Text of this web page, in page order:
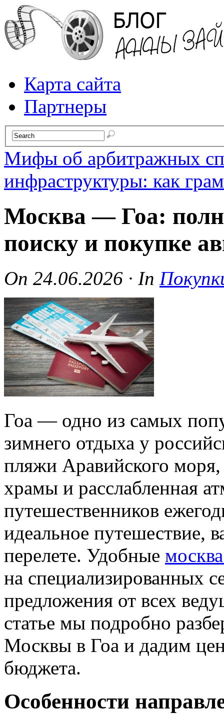
Карта сайта
Партнеры
Мифы об арбитражных
инфраструктуры: как
Москва — Гоа:
поиску и покупке
On 24.06.2026 · In
Гоа — одно из самых
зимнего отдыха у
пляжи Аравийского моря,
храмы и расслабленная
путешественников
идеальное путешествие,
перелете. Удобные
на специализированных
предложения от всех
статье мы подробно
Москвы в Гоа и дадим
бюджета.
Особенности